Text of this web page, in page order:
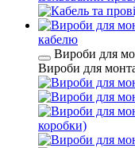
кабелю
Вироби для
Вироби для
коробки)